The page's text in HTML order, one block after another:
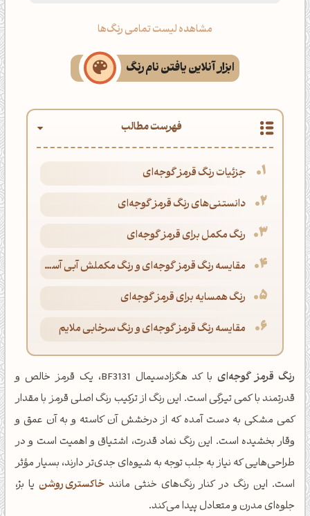
مشاهده لیست تمامی رنگ‌ها
ابزار آنلاین یافتن نام رنگ
فهرست مطالب
جزئیات رنگ قرمز گوجه‌ای
دانستنی‌های رنگ قرمز گوجه‌ای
رنگ مکمل برای قرمز گوجه‌ای
مقایسه رنگ قرمز گوجه‌ای و رنگ مکملش آبی آسمانی
رنگ همسایه برای قرمز گوجه‌ای
مقایسه رنگ قرمز گوجه‌ای و رنگ سرخابی ملایم
رنگ قرمز گوجه‌ای
با کد هگزادسیمال BF3131، یک قرمز خالص و
قدرتمند با کمی تیرگی است. این رنگ از ترکیب رنگ اصلی قرمز با مقدار
کمی مشکی به دست آمده که از درخشش آن کاسته و به آن عمق و
وقار بخشیده است. این رنگ نماد قدرت، اشتیاق و اهمیت است و در
طراحی‌هایی که نیاز به جلب توجه به شیوه‌ای جدی‌تر دارند، بسیار مؤثر
است. این رنگ در کنار رنگ‌های خنثی مانندخاکستری روشن یا بژ،
جلوه‌ای مدرن و متعادل پیدا می‌کند.